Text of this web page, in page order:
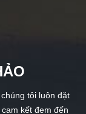
tôi luôn đặt
kết đem đến